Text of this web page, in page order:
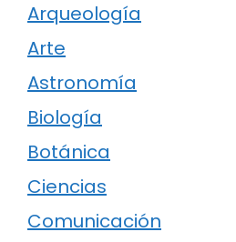
Arqueología
Arte
Astronomía
Biología
Botánica
Ciencias
Comunicación